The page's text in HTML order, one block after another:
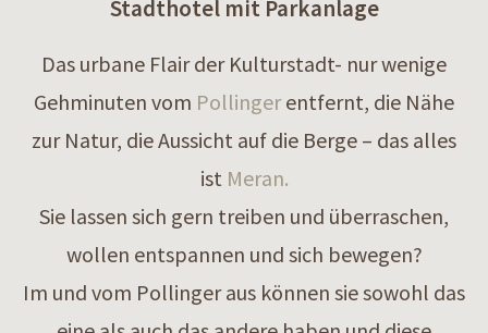
Stadthotel mit Parkanlage
Das urbane Flair der Kulturstadt- nur wenige
Gehminuten vom Pollingerentfernt, die Nähe
zur Natur, die Aussicht auf die Berge – das alles
ist Meran.
Sie lassen sich gern treiben und überraschen,
wollen entspannen und sich bewegen?
Im und vom Pollinger aus können sie sowohl das